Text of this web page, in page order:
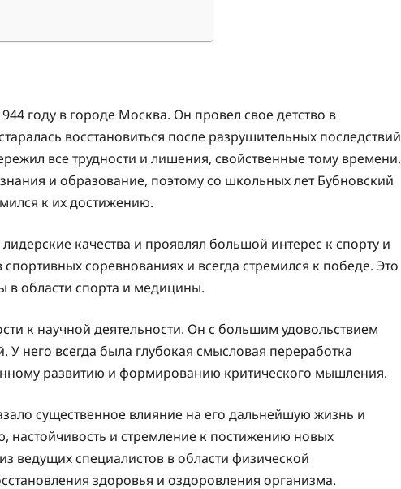
году в городе Москва. Он провел свое детство в
восстановиться после разрушительных последствий
все трудности и лишения, свойственные тому времени.
и образование, поэтому со школьных лет Бубновский
к их достижению.
качества и проявлял большой интерес к спорту и
соревнованиях и всегда стремился к победе. Это
в области спорта и медицины.
к научной деятельности. Он с большим удовольствием
него всегда была глубокая смысловая переработка
развитию и формированию критического мышления.
существенное влияние на его дальнейшую жизнь и
и стремление к постижению новых
ведущих специалистов в области физической
здоровья и оздоровления организма.